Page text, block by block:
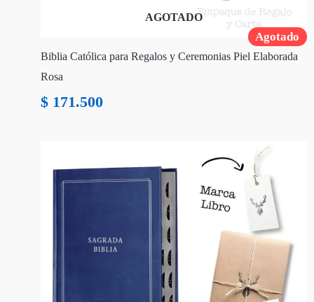
Agotado
AGOTADO
Biblia Católica para Regalos y Ceremonias Piel Elaborada
Rosa
$ 171.500